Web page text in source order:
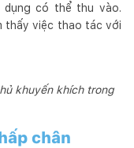
dụng có thể thu vào.
thấy việc thao tác với
khuyến khích trong
chân